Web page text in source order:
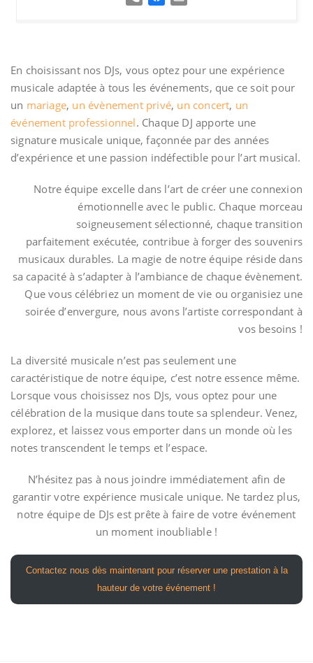
En choisissant nos DJs, vous optez pour une expérience
musicale adaptée à tous les événements, que ce soit pour
un mariage, un évènement privé, un concert, un
événement professionnel. Chaque DJ apporte une
signature musicale unique, façonnée par des années
d’expérience et une passion indéfectible pour l’art musical.
Notre équipe excelle dans l’art de créer une connexion
émotionnelle avec le public. Chaque morceau
soigneusement sélectionné, chaque transition
parfaitement exécutée, contribue à forger des souvenirs
musicaux durables. La magie de notre équipe réside dans
sa capacité à s’adapter à l’ambiance de chaque évènement.
Que vous célébriez un moment de vie ou organisiez une
soirée d’envergure, nous avons l’artiste correspondant à
vos besoins !
La diversité musicale n’est pas seulement une
caractéristique de notre équipe, c’est notre essence même.
Lorsque vous choisissez nos DJs, vous optez pour une
célébration de la musique dans toute sa splendeur. Venez,
explorez, et laissez vous emporter dans un monde où les
notes transcendent le temps et l’espace.
N’hésitez pas à nous joindre immédiatement afin de
garantir votre expérience musicale unique. Ne tardez plus,
notre équipe de DJs est prête à faire de votre événement
un moment inoubliable !
Contactez nous dès maintenant pour réserver une prestation à la
hauteur de votre événement !